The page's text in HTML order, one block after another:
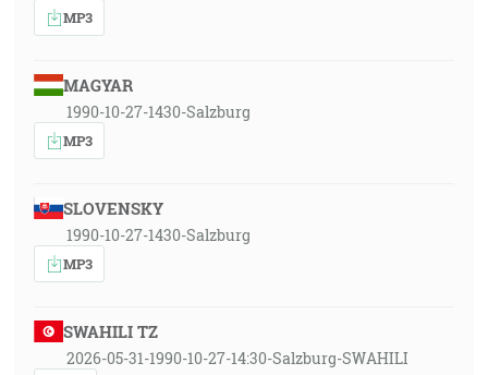
MP3
MAGYAR
1990-10-27-1430-Salzburg
MP3
SLOVENSKY
1990-10-27-1430-Salzburg
MP3
SWAHILI TZ
2026-05-31-1990-10-27-14:30-Salzburg-SWAHILI